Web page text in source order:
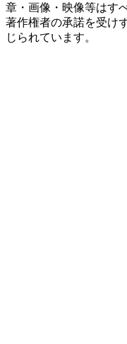
章・画像・映像等はす
著作権者の承諾を受け
じられています。